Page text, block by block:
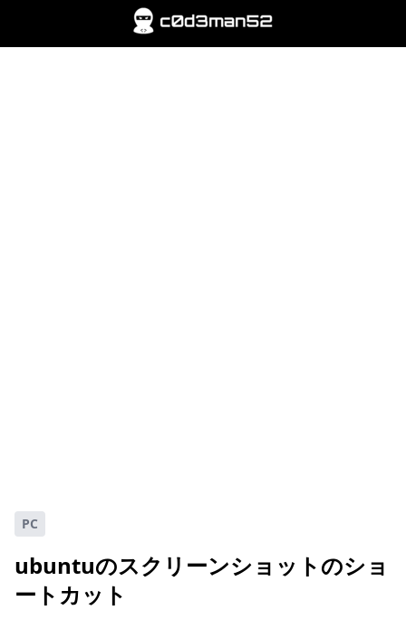
PC
ubuntuのスクリーンショットのショ
ートカット